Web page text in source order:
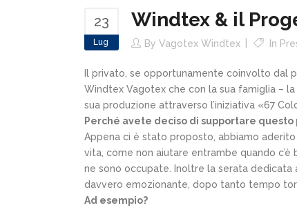
23
Lug
Windtex & il
By Vagotex Windtex In
Il privato, se opportunamente coinvolto dal
Windtex Vagotex che con la sua famiglia –
sua produzione attraverso l’iniziativa «67
Perché avete deciso di supportare
Appena ci è stato proposto, abbiamo
vita, come non aiutare entrambe quando
ne sono occupate. Inoltre la serata
davvero emozionante, dopo tanto tempo
Ad esempio?